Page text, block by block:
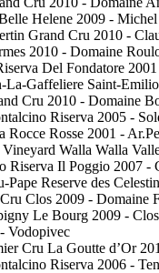
Helene 2009 -
Grand Cru 2010 -
2010 - Domaine
Del Fondatore
La-Gaffeliere Saint-
Cru 2010 - Domaine
Riserva 2005 -
Rocce Rosse 2001 -
Walla Walla
Riserva Il Poggio 2007 -
Pape Reserve des
Clos 2009 - Domaine
Le Bourg 2009 -
Vodopivec
Cru La Goutte d’Or
Riserva 2006 -